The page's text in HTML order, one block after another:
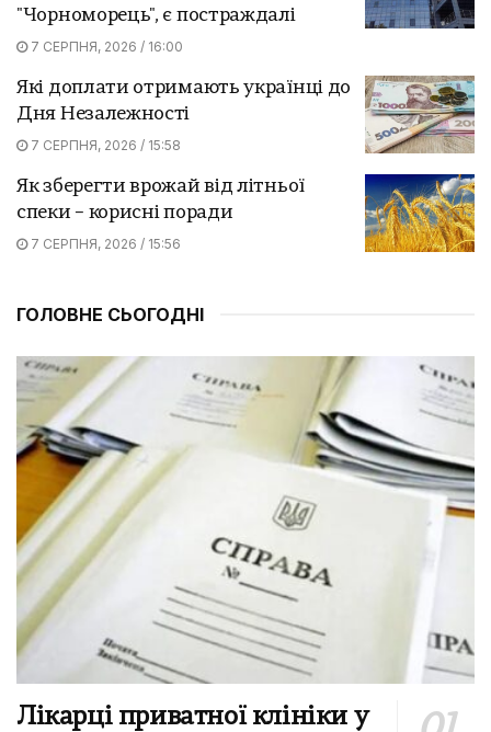
"Чорноморець", є постраждалі
7 СЕРПНЯ, 2026 / 16:00
Які доплати отримають українці до
Дня Незалежності
7 СЕРПНЯ, 2026 / 15:58
Як зберегти врожай від літньої
спеки – корисні поради
7 СЕРПНЯ, 2026 / 15:56
ГОЛОВНЕ СЬОГОДНІ
Лікарці приватної клініки у